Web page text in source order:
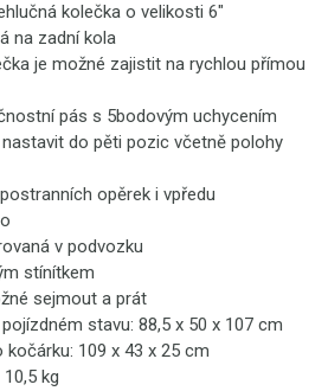
kolečka o velikosti 6"
na zadní kola
je možné zajistit na rychlou přímou
pás s 5bodovým uchycením
do pěti pozic včetně polohy
opěrek i vpředu
v podvozku
stínítkem
sejmout a prát
stavu: 88,5 x 50 x 107 cm
109 x 43 x 25 cm
kg